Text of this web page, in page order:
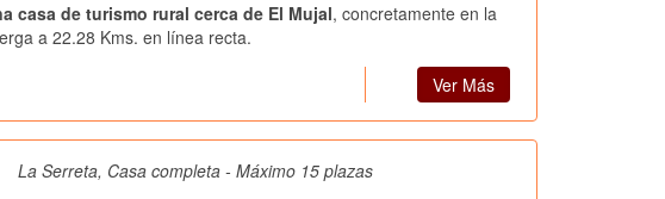
casa de turismo rural cerca de El Mujal, concretamente en la
a 22.28 Kms. en línea recta.
Ver Más
La Serreta, Casa completa - Máximo 15 plazas